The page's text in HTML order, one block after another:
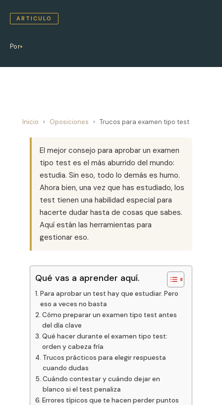
ARTICULO
Por
Inicio › Oposiciones › Trucos para examen tipo test
El mejor consejo para aprobar un examen
tipo test es el más aburrido del mundo:
estudia. Sin eso, todo lo demás es humo.
Ahora bien, una vez que has estudiado, los
test tienen una habilidad especial para
hacerte dudar hasta de cosas que sabes.
Aquí están las herramientas para
gestionar eso.
Qué vas a aprender aquí.
Para aprobar un test hay que estudiar. Pero
eso a veces no basta
Cómo preparar un examen tipo test antes
del día clave
Qué hacer durante el examen tipo test:
orden y cabeza fría
Trucos prácticos para elegir respuesta
cuando dudas
Cuándo contestar y cuándo dejar en
blanco si el test penaliza
Errores típicos que te hacen perder puntos